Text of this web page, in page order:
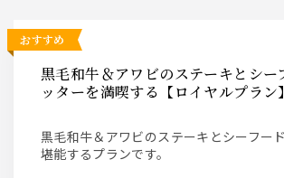
おすすめ
黒毛和牛＆アワビのステーキとシーフードプラ
ッターを満喫する【ロイヤルプラン】
黒毛和牛＆アワビのステーキとシーフードプラッターを
堪能するプランです。